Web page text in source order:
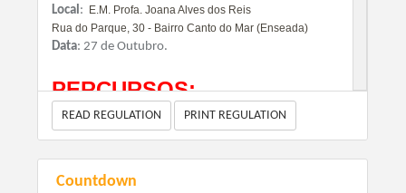
Local : E.M. Profa. Joana Alves dos Reis
Rua do Parque, 30 - Bairro Canto do Mar (Enseada)
Data: 27 de Outubro.
PERCURSOS:
PRÓ e SPORT = 50 KM
https://www.strava.com/routes/21345297
LARGADA:
READ REGULATION PRINT REGULATION
Countdown